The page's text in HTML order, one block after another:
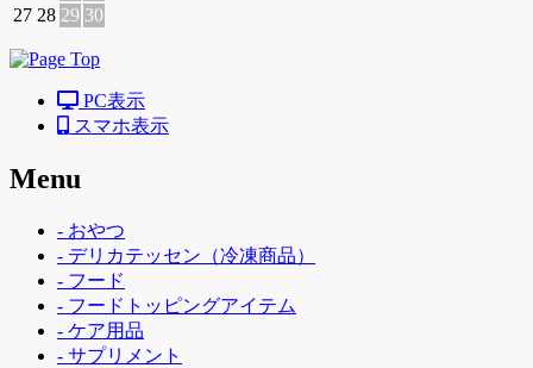
27 28 29 30
PC表示
スマホ表示
Menu
- おやつ
- デリカテッセン（冷凍商品）
- フード
- フードトッピングアイテム
- ケア用品
- サプリメント